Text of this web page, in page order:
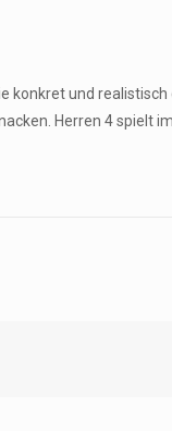
konkret und
Herren 4 spielt